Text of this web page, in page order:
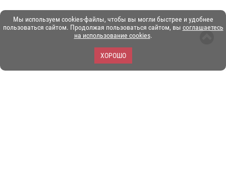
Мы используем cookies-файлы, чтобы вы могли быстрее и удобнее
пользоваться сайтом. Продолжая пользоваться сайтом, вы соглашаетесь
на использование cookies.
ХОРОШО